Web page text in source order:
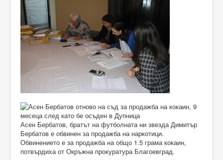
Асен Бербатов, братът на футболната ни звезда Димитър
Бербатов е обвинен за продажба на наркотици.
Обвинението е за продажба на общо 1.5 грама кокаин,
потвърдиха от Окръжна прокуратура Благоевград.